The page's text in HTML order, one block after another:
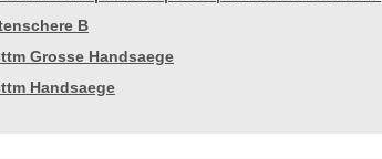
B
Grosse Handsaege
Handsaege